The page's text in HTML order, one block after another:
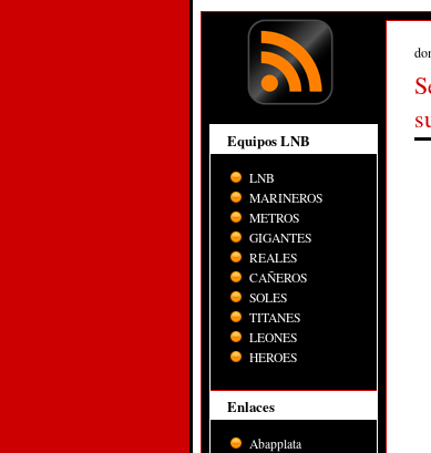
Equipos LNB
LNB
MARINEROS
METROS
GIGANTES
REALES
CAÑEROS
SOLES
TITANES
LEONES
HEROES
Enlaces
Abapplata